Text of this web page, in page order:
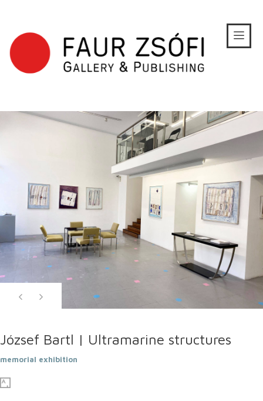
József Bartl | Ultramarine structures
memorial exhibition